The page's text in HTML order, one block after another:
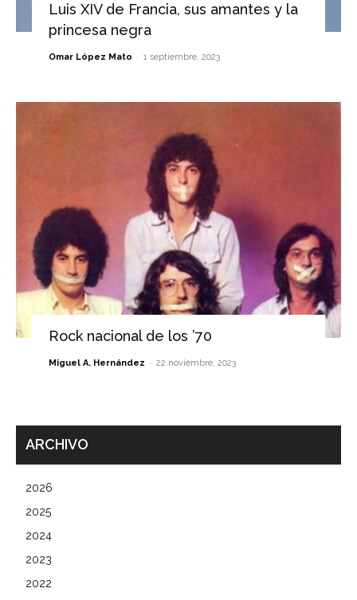
Luis XIV de Francia, sus amantes y la
princesa negra
Omar López Mato - 1 septiembre, 2023
Rock nacional de los ’70
Miguel A. Hernández - 22 noviembre, 2023
ARCHIVO
2026
2025
2024
2023
2022